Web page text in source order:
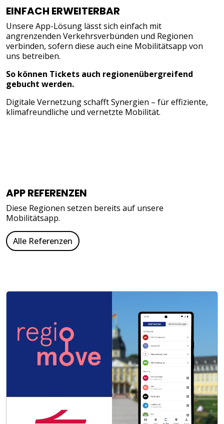
EINFACH ERWEITERBAR
Unsere App-Lösung lässt sich einfach mit
angrenzenden Verkehrsverbünden und Regionen
verbinden, sofern diese auch eine Mobilitätsapp von
uns betreiben.
So können Tickets auch regionenübergreifend
gebucht werden.
Digitale Vernetzung schafft Synergien – für effiziente,
klimafreundliche und vernetzte Mobilität.
APP REFERENZEN
Diese Regionen setzen bereits auf unsere
Mobilitätsapp.
Alle Referenzen